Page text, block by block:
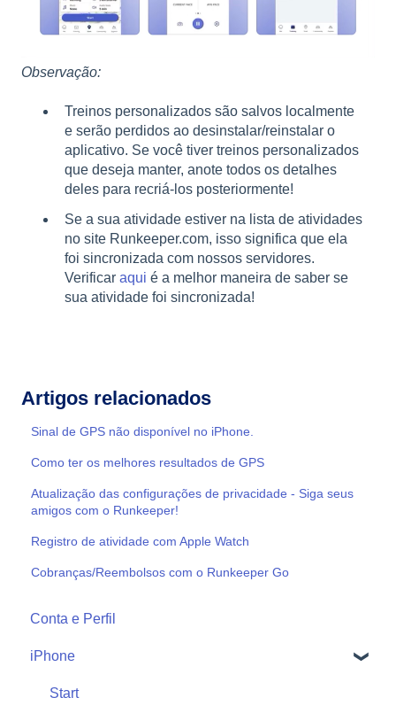
Observação:
Treinos personalizados são salvos localmente
e serão perdidos ao desinstalar/reinstalar o
aplicativo. Se você tiver treinos personalizados
que deseja manter, anote todos os detalhes
deles para recriá-los posteriormente!
Se a sua atividade estiver na lista de atividades
no site Runkeeper.com, isso significa que ela
foi sincronizada com nossos servidores.
Verificar aqui é a melhor maneira de saber se
sua atividade foi sincronizada!
Artigos relacionados
Sinal de GPS não disponível no iPhone.
Como ter os melhores resultados de GPS
Atualização das configurações de privacidade - Siga seus
amigos com o Runkeeper!
Registro de atividade com Apple Watch
Cobranças/Reembolsos com o Runkeeper Go
Conta e Perfil
iPhone
Start